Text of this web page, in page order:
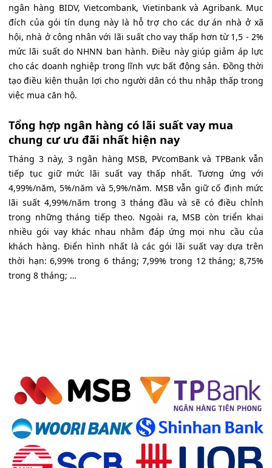
ngân hàng BIDV, Vietcombank, Vietinbank và Agribank. Mục
đích của gói tín dụng này là hỗ trợ cho các dự án nhà ở xã
hội, nhà ở công nhân với lãi suất cho vay thấp hơn từ 1,5 - 2%
mức lãi suất do NHNN ban hành. Điều này giúp giảm áp lực
cho các doanh nghiệp trong lĩnh vực bất động sản. Đồng thời
tạo điều kiện thuận lợi cho người dân có thu nhập thấp trong
việc mua căn hộ.
Tổng hợp ngân hàng có lãi suất vay mua
chung cư ưu đãi nhất hiện nay
Tháng 3 này, 3 ngân hàng MSB, PVcomBank và TPBank vẫn
tiếp tục giữ mức lãi suất vay thấp nhất. Tương ứng với
4,99%/năm, 5%/năm và 5,9%/năm. MSB vẫn giữ cố định mức
lãi suất 4,99%/năm trong 3 tháng đầu và sẽ có điều chỉnh
trong những tháng tiếp theo. Ngoài ra, MSB còn triển khai
nhiều gói vay khác nhau nhằm đáp ứng mọi nhu cầu của
khách hàng. Điển hình nhất là các gói lãi suất vay dựa trên
thời hạn: 6,99% trong 6 tháng; 7,99% trong 12 tháng; 8,75%
trong 8 tháng; …